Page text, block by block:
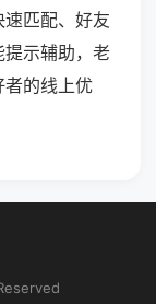
匹配、好友
示辅助，老
者的线上优